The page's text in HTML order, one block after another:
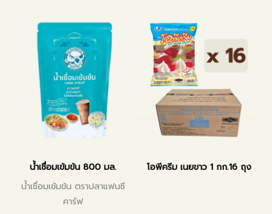
น้ำเชื่อมเข้มข้น 800 มล.
น้ำเชื่อมเข้มข้น ตราปลาแฟนซี
คาร์ฟ
โอพีครีม เนยขาว 1 กก.16 ถุง